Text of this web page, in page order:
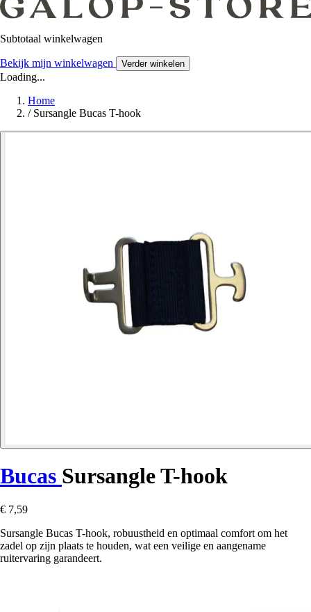
Subtotaal winkelwagen
Bekijk mijn winkelwagen Verder winkelen
Loading...
Home
/ Sursangle Bucas T-hook
Bucas Sursangle T-hook
€ 7,59
Sursangle Bucas T-hook, robuustheid en optimaal comfort om het
zadel op zijn plaats te houden, wat een veilige en aangename
ruitervaring garandeert.